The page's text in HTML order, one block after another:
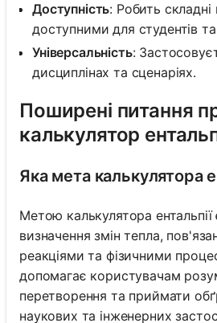
Доступність: Робить складні
доступними для студентів та
Універсальність:
дисциплінах та сценаріях.
Поширені питання
калькулятор
Яка мета калькулятора
Метою калькулятора
визначення змін тепла,
реакціями та фізичними
допомагає користувачам
перетворення та приймати
наукових та інженерних